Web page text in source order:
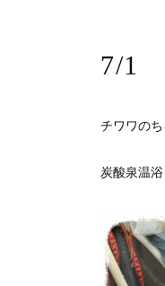
7/1
チワワの
炭酸泉温